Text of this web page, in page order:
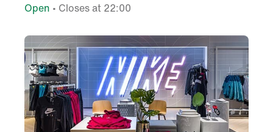
Open • Closes at 22:00